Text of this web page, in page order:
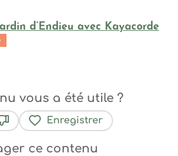
d’Endieu avec Kayacorde
vous a été utile ?
Enregistrer
ce contenu